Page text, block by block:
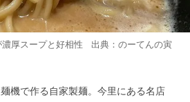
厚スープと好相性 出典： のーてんの寅
機で作る自家製麺。今里にある名店